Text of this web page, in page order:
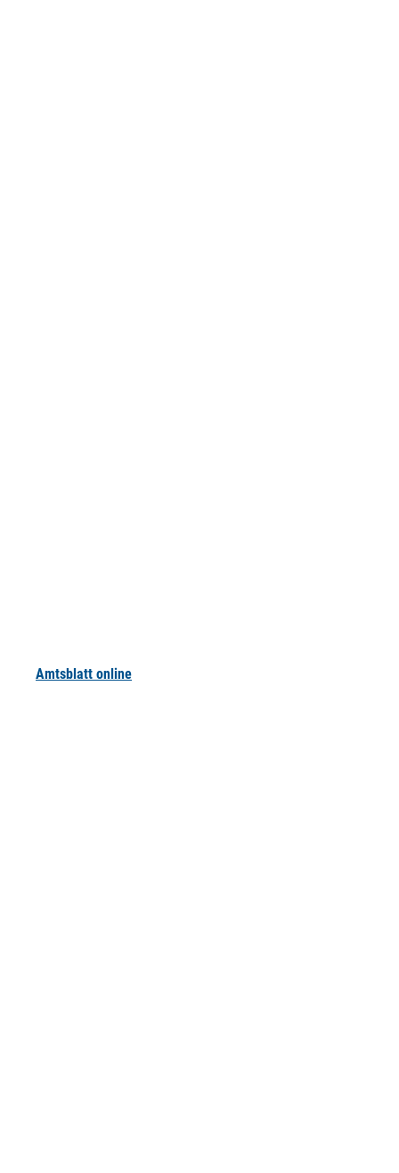
Amtsblatt online